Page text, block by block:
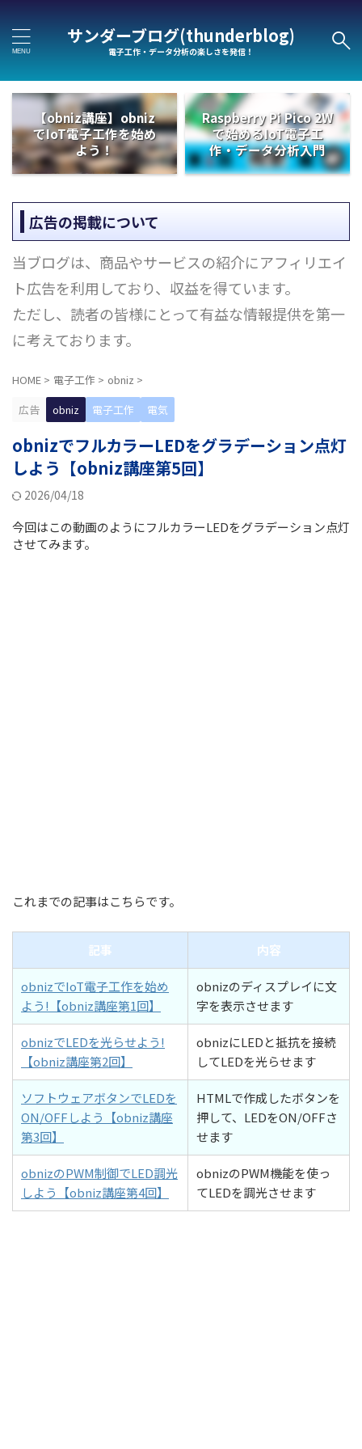
サンダーブログ(thunderblog)
電子工作・データ分析の楽しさを発信！
【obniz講座】obniz
でIoT電子工作を始め
よう！
Raspberry Pi Pico 2W
で始めるIoT電子工
作・データ分析入門
広告の掲載について
当ブログは、商品やサービスの紹介にアフィリエイ
ト広告を利用しており、収益を得ています。
ただし、読者の皆様にとって有益な情報提供を第一
に考えております。
HOME > 電子工作 > obniz >
広告
obniz 電子工作 電気
obnizでフルカラーLEDをグラデーション点灯
しよう【obniz講座第5回】
2026/04/18
今回はこの動画のようにフルカラーLEDをグラデーション点灯
させてみます。
これまでの記事はこちらです。
記事 内容
obnizでIoT電子工作を始め
よう!【obniz講座第1回】
obnizのディスプレイに文
字を表示させます
obnizでLEDを光らせよう!
【obniz講座第2回】
obnizにLEDと抵抗を接続
してLEDを光らせます
ソフトウェアボタンでLEDを
ON/OFFしよう【obniz講座
第3回】
HTMLで作成したボタンを
押して、LEDをON/OFFさ
せます
obnizのPWM制御でLED調光
しよう【obniz講座第4回】
obnizのPWM機能を使っ
てLEDを調光させます